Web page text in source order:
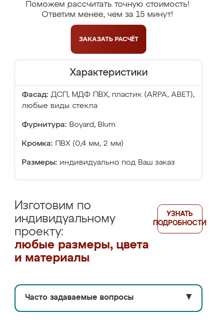
Поможем рассчитать точную стоимость!
Ответим менее, чем за 15 минут!
ЗАКАЗАТЬ РАСЧЁТ
Характеристики
Фасад: ДСП, МДФ ПВХ, пластик (ARPA, ABET),
любые виды стекла
Фурнитура: Boyard, Blum
Кромка: ПВХ (0,4 мм, 2 мм)
Размеры: индивидуально под Ваш заказ
Изготовим по
индивидуальному
проекту:
любые размеры, цвета
и материалы
УЗНАТЬ
ПОДРОБНОСТИ
Часто задаваемые вопросы ▼